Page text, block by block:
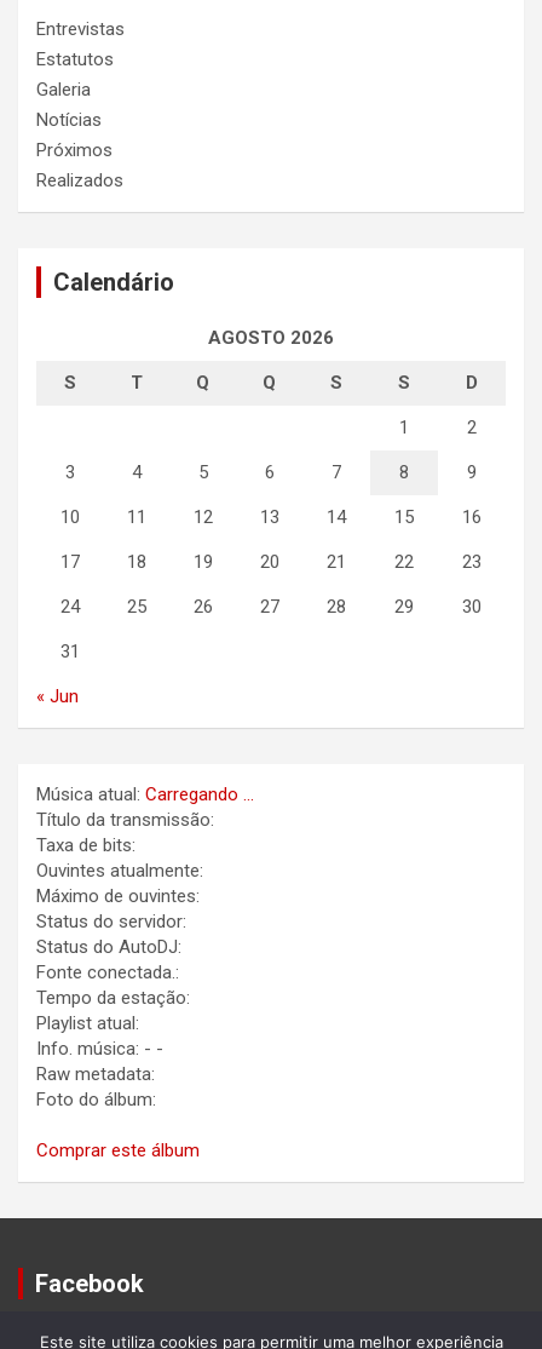
Entrevistas
Estatutos
Galeria
Notícias
Próximos
Realizados
Calendário
AGOSTO 2026
S T Q Q S S D
1 2
3 4 5 6 7 8 9
10 11 12 13 14 15 16
17 18 19 20 21 22 23
24 25 26 27 28 29 30
31
« Jun
Música atual: Carregando ...
Título da transmissão:
Taxa de bits:
Ouvintes atualmente:
Máximo de ouvintes:
Status do servidor:
Status do AutoDJ:
Fonte conectada.:
Tempo da estação:
Playlist atual:
Info. música: - -
Raw metadata:
Foto do álbum:
Comprar este álbum
Facebook
Facebook
Este site utiliza cookies para permitir uma melhor experiência